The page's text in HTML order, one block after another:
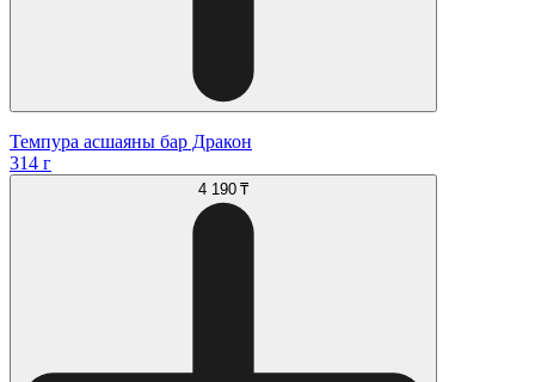
Темпура асшаяны бар Дракон
314 г
4 190 ₸